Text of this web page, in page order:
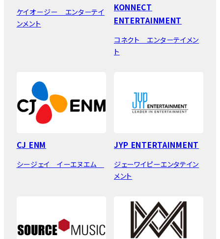
ケイオージー エンターテイ
ンメント
KONNECT
ENTERTAINMENT
コネクト エンターテイメン
ト
CJ ENM
シージェイ イーエヌエム
JYP ENTERTAINMENT
ジェーワイピーエンタテイン
メント